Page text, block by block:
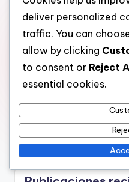
Enlaces
Acerca de
deliver personalized
traffic. You can
allow by clicking
to consent or Reject All
essential cookies.